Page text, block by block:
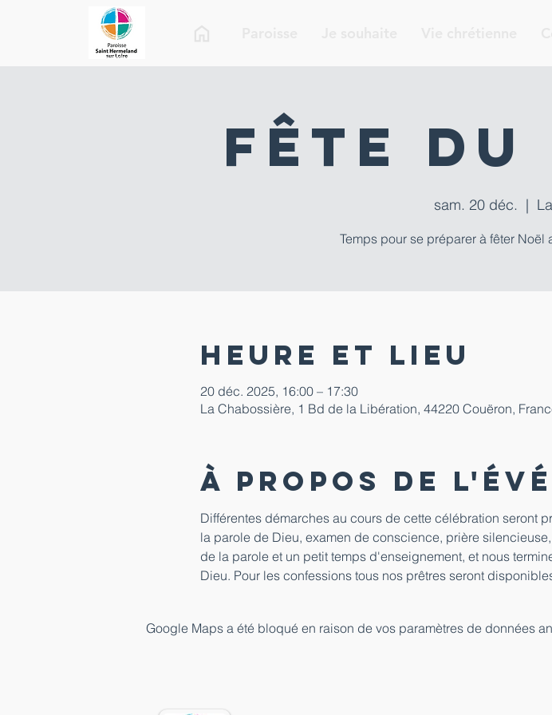
Fête du
sam. 20 déc.
  |
Temps pour se préparer à fêter
Heure et lieu
20 déc. 2025, 16:00 – 17:30
La Chabossière, 1 Bd de la Libération, 44220 Couëron,
À propos de
Différentes démarches au cours de cette célébration seront
la parole de Dieu, examen de conscience, prière
de la parole et un petit temps d'enseignement, et nous
Dieu. Pour les confessions tous nos prêtres seront
Google Maps a été bloqué en raison de vos paramètres de données